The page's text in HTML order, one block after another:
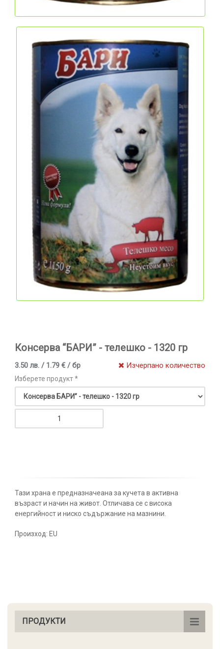
Консерва “БАРИ” - телешко - 1320 гр
3.50 лв. / 1.79 € / бр Изчерпано количество
Изберете продукт *
Тази храна е предназначеана за кучета в активна
възраст и начин на живот. Отличава се с висока
енергийност и ниско съдържание на мазнини.
Произход: EU
ПРОДУКТИ